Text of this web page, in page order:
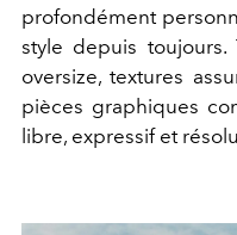
profondément
style depuis toujours.
oversize, textures
pièces graphiques
libre, expressif et